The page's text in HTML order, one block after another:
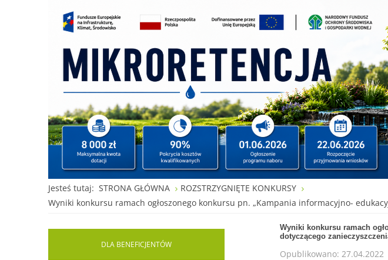
Jesteś tutaj: STRONA GŁÓWNA
ROZSTRZYGNIĘTE KONKURSY
Wyniki konkursu ramach ogłoszonego konkursu pn. „Kampania informacyjno-
Wyniki konkursu ramach
dotyczącego
Opublikowano: 27.04.2022
DLABENEFICJENTÓW